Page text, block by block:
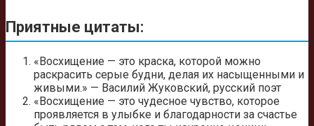
Приятные цитаты:
«Восхищение — это краска, которой можно
раскрасить серые будни, делая их насыщенными и
живыми.» — Василий Жуковский, русский поэт
«Восхищение — это чудесное чувство, которое
проявляется в улыбке и благодарности за счастье